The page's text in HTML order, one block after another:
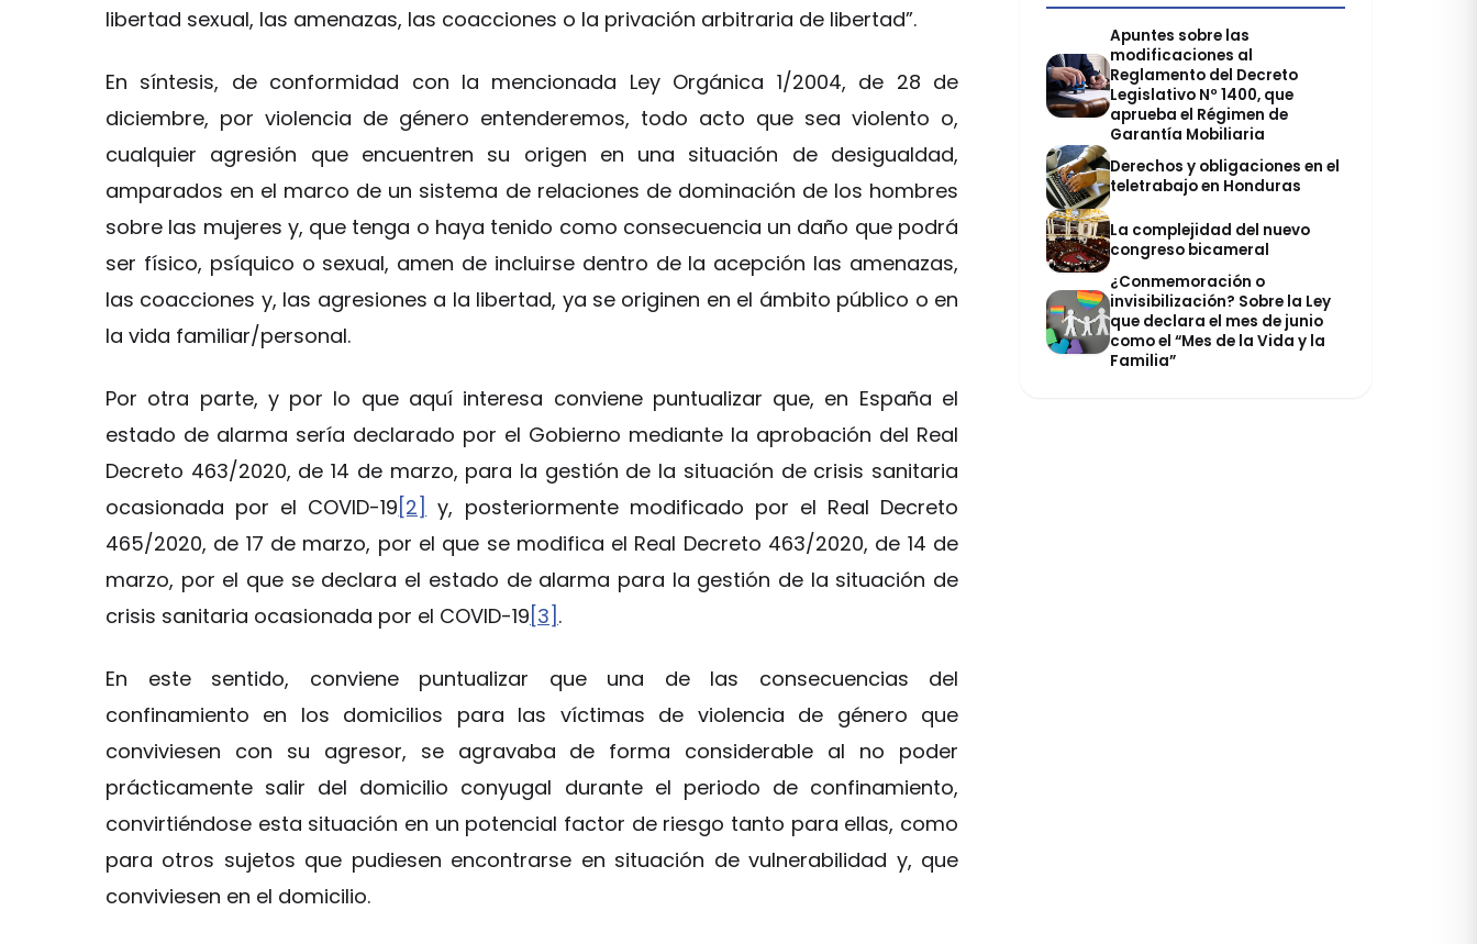
libertad sexual, las amenazas, las coacciones o la privación arbitraria de libertad”.
En síntesis, de conformidad con la mencionada Ley Orgánica 1/2004, de 28 de
diciembre, por violencia de género entenderemos, todo acto que sea violento o,
cualquier agresión que encuentren su origen en una situación de desigualdad,
amparados en el marco de un sistema de relaciones de dominación de los hombres
sobre las mujeres y, que tenga o haya tenido como consecuencia un daño que podrá
ser físico, psíquico o sexual, amen de incluirse dentro de la acepción las amenazas,
las coacciones y, las agresiones a la libertad, ya se originen en el ámbito público o en
la vida familiar/personal.
Por otra parte, y por lo que aquí interesa conviene puntualizar que, en España el
estado de alarma sería declarado por el Gobierno mediante la aprobación del Real
Decreto 463/2020, de 14 de marzo, para la gestión de la situación de crisis sanitaria
ocasionada por el COVID-19 [2] y, posteriormente modificado por el Real Decreto
465/2020, de 17 de marzo, por el que se modifica el Real Decreto 463/2020, de 14 de
marzo, por el que se declara el estado de alarma para la gestión de la situación de
crisis sanitaria ocasionada por el COVID-19 [3] .
En este sentido, conviene puntualizar que una de las consecuencias del
confinamiento en los domicilios para las víctimas de violencia de género que
conviviesen con su agresor, se agravaba de forma considerable al no poder
prácticamente salir del domicilio conyugal durante el periodo de confinamiento,
convirtiéndose esta situación en un potencial factor de riesgo tanto para ellas, como
para otros sujetos que pudiesen encontrarse en situación de vulnerabilidad y, que
conviviesen en el domicilio.
Apuntes sobre las
modificaciones al
Reglamento del Decreto
Legislativo Nº 1400, que
aprueba el Régimen de
Garantía Mobiliaria
Derechos y obligaciones en el
teletrabajo en Honduras
La complejidad del nuevo
congreso bicameral
¿Conmemoración o
invisibilización? Sobre la Ley
que declara el mes de junio
como el “Mes de la Vida y la
Familia”